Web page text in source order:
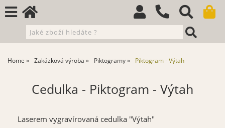
Home Zakázková výroba Piktogramy Piktogram - Výtah
Cedulka - Piktogram - Výtah
Laserem vygravírovaná cedulka "Výtah"